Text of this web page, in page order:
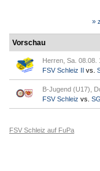
»
Vorschau
Herren, Sa. 08.08.
FSV Schleiz II
vs.
B-Jugend (U17),
FSV Schleiz vs.
FSV Schleiz auf FuPa